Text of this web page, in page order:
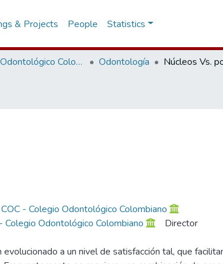
& Projects People Statistics
Colegio Odontológico Colombiano Odontología Núcleos Vs.
COC - Colegio Odontológico Colombiano
Colegio Odontológico Colombiano Director
evolucionado a un nivel de satisfacción tal, que